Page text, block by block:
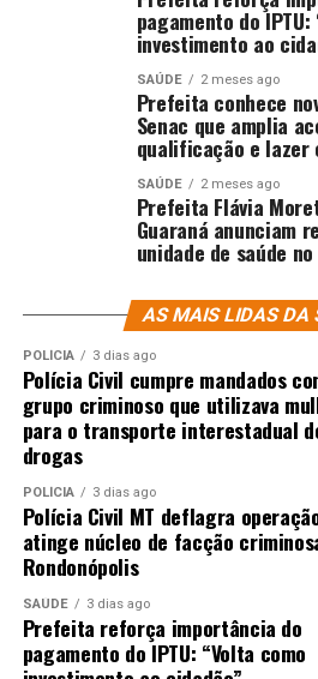
pagamento do IPTU:
investimento ao
SAÚDE 2 meses ago
Prefeita conhece
Senac que amplia
qualificação e lazer
SAÚDE 2 meses ago
Prefeita Flávia
Guaraná anunciam
unidade de saúde
AS MAIS LIDAS DA
POLÍCIA 3 dias ago
Polícia Civil cumpre mandados
grupo criminoso que utilizava
para o transporte interestadual
drogas
POLÍCIA 3 dias ago
Polícia Civil MT deflagra
atinge núcleo de facção
Rondonópolis
SAÚDE 3 dias ago
Prefeita reforça importância do
pagamento do IPTU: “Volta como